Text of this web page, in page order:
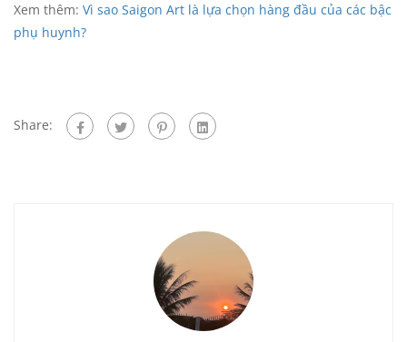
Xem thêm: Vì sao Saigon Art là lựa chọn hàng đầu của các bậc
phụ huynh?
Share: